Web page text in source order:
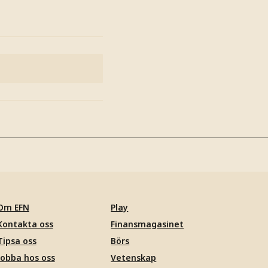
EFN
oss
oss
hos oss
Play
Finansmagasinet
Börs
Vetenskap